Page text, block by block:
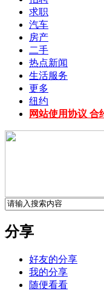
求职
汽车
房产
二手
热点新闻
生活服务
更多
纽约
网站使用协议 合
分享
好友的分享
我的分享
随便看看